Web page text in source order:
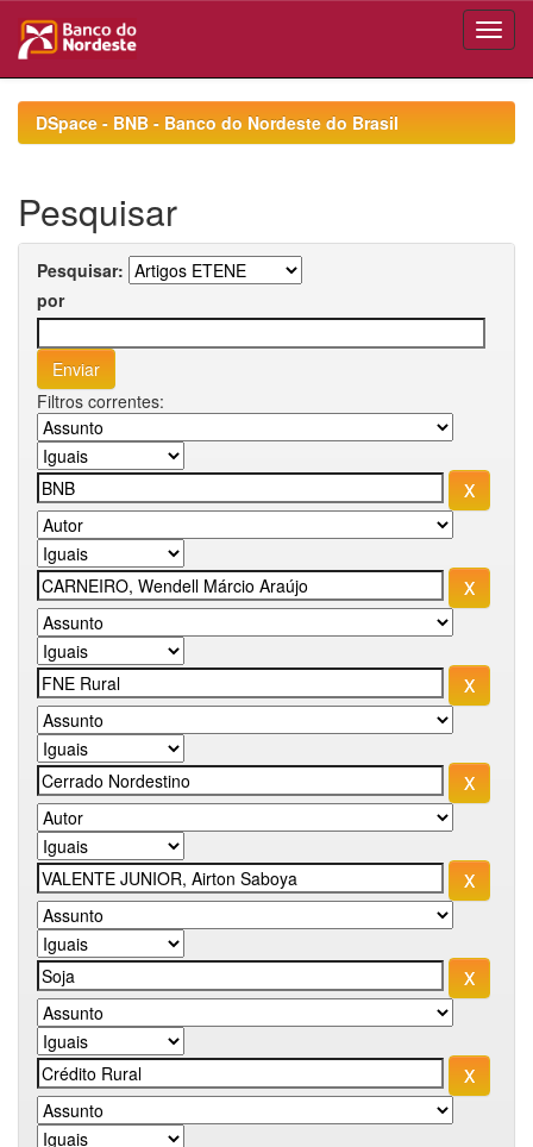
navigationDSpace - BNB - Banco do Nordeste do Brasil
Pesquisar
Pesquisar:
por
Filtros correntes: